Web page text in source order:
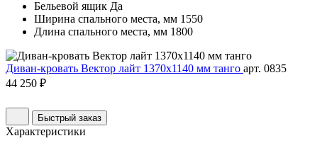
Бельевой ящик Да
Ширина спального места, мм 1550
Длина спального места, мм 1800
Диван-кровать Вектор лайт 1370х1140 мм танго арт. 0835
44 250 ₽
Быстрый заказ
Характеристики